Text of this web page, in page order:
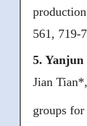
561, 719-
5. Yanjun
Jian
groups